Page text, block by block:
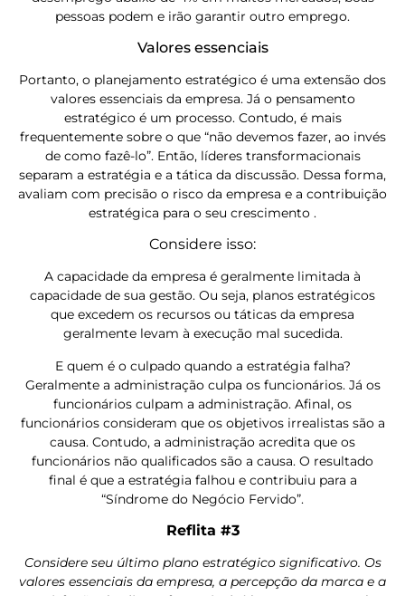
pessoas podem e irão garantir outro emprego.
Valores essenciais
Portanto, o planejamento estratégico é uma extensão dos
valores essenciais da empresa. Já o pensamento
estratégico é um processo. Contudo, é mais
frequentemente sobre o que “não devemos fazer, ao invés
de como fazê-lo”. Então, líderes transformacionais
separam a estratégia e a tática da discussão. Dessa forma,
avaliam com precisão o risco da empresa e a contribuição
estratégica para o seu crescimento .
Considere isso:
A capacidade da empresa é geralmente limitada à
capacidade de sua gestão. Ou seja, planos estratégicos
que excedem os recursos ou táticas da empresa
geralmente levam à execução mal sucedida.
E quem é o culpado quando a estratégia falha?
Geralmente a administração culpa os funcionários. Já os
funcionários culpam a administração. Afinal, os
funcionários consideram que os objetivos irrealistas são a
causa. Contudo, a administração acredita que os
funcionários não qualificados são a causa. O resultado
final é que a estratégia falhou e contribuiu para a
“Síndrome do Negócio Fervido”.
Reflita #3
Considere seu último plano estratégico significativo. Os
valores essenciais da empresa, a percepção da marca e a